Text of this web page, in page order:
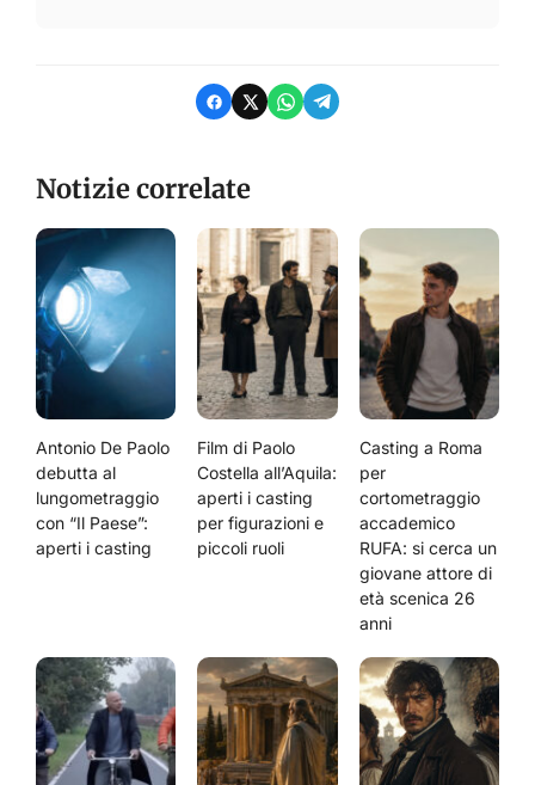
Notizie correlate
Antonio De Paolo
debutta al
lungometraggio
con “Il Paese”:
aperti i casting
Film di Paolo
Costella all’Aquila:
aperti i casting
per figurazioni e
piccoli ruoli
Casting a Roma
per
cortometraggio
accademico
RUFA: si cerca un
giovane attore di
età scenica 26
anni